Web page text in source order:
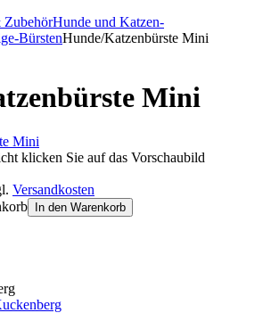
ZubehörHunde und Katzen-
BürstenHunde/Katzenbürste Mini
Mini
klicken Sie auf das Vorschaubild
Versandkosten
In den Warenkorb